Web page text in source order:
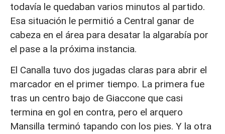
todavía le quedaban varios minutos al partido.
Esa situación le permitió a Central ganar de
cabeza en el área para desatar la algarabía por
el pase a la próxima instancia.
El Canalla tuvo dos jugadas claras para abrir el
marcador en el primer tiempo. La primera fue
tras un centro bajo de Giaccone que casi
termina en gol en contra, pero el arquero
Mansilla terminó tapando con los pies. Y la otra